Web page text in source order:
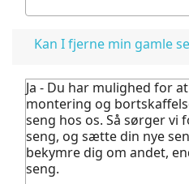
Kan I fjerne min gamle
Ja - Du har mulighed for
montering og
seng hos os. Så sørger vi
seng, og sætte din nye
bekymre dig om andet,
seng.